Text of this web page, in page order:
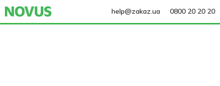
help@zakaz.ua 0800 20 20 20